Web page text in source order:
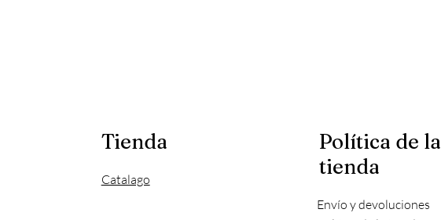
Tienda
Catalago
Política de la
tienda
Envío y devoluciones